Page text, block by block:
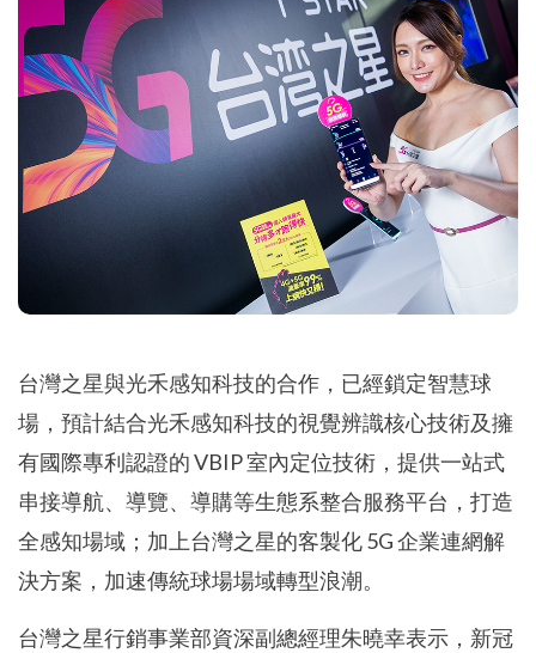
台灣之星與光禾感知科技的合作，已經鎖定智慧球
場，預計結合光禾感知科技的視覺辨識核心技術及擁
有國際專利認證的 VBIP 室內定位技術，提供一站式
串接導航、導覽、導購等生態系整合服務平台，打造
全感知場域；加上台灣之星的客製化 5G 企業連網解
決方案，加速傳統球場場域轉型浪潮。
台灣之星行銷事業部資深副總經理朱曉幸表示，新冠